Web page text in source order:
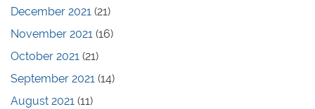
December 2021 (21)
November 2021 (16)
October 2021 (21)
September 2021 (14)
August 2021 (11)